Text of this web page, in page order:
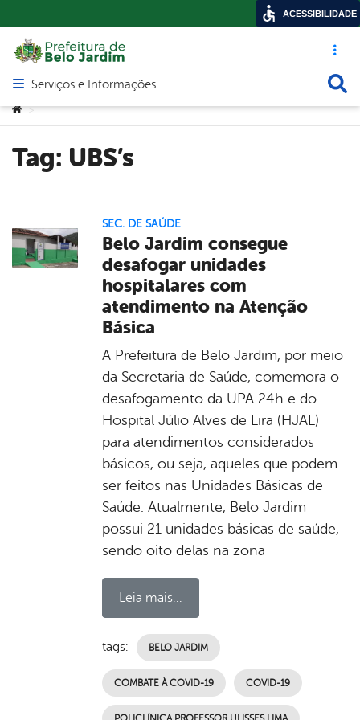
Acesso
Abrir menu principal de navegação
Serviços e Informações
Você está aqui:
>
Tag: UBS’s
SEC. DE SAÚDE
Belo Jardim consegue
desafogar unidades
hospitalares com
atendimento na Atenção
Básica
A Prefeitura de Belo Jardim, por meio
da Secretaria de Saúde, comemora o
desafogamento da UPA 24h e do
Hospital Júlio Alves de Lira (HJAL)
para atendimentos considerados
básicos, ou seja, aqueles que podem
ser feitos nas Unidades Básicas de
Saúde. Atualmente, Belo Jardim
possui 21 unidades básicas de saúde,
sendo oito delas na zona
Leia mais...
tags: BELO JARDIM
COMBATE À COVID-19 COVID-19
ACESSIBILIDADE